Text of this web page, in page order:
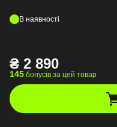
В наявності
₴ 2 890
145 бонусів за цей товар